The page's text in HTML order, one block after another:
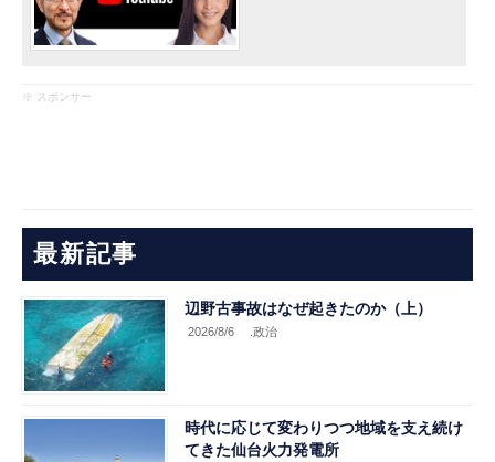
※ スポンサー
最新記事
辺野古事故はなぜ起きたのか（上）
2026/8/6 .政治
時代に応じて変わりつつ地域を支え続け
てきた仙台火力発電所